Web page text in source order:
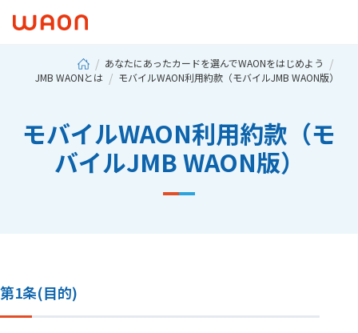
あなたにあったカードを選んでWAONをはじめよう
JMB WAONとは
モバイルWAON利用約款（モバイルJMB WAON版）
モバイルWAON利用約款（モ
バイルJMB WAON版）
第1条(目的)